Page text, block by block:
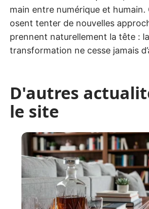
main entre numérique et humain.
osent tenter de nouvelles
prennent naturellement la tête : la
transformation ne cesse jamais
D'autres
le site